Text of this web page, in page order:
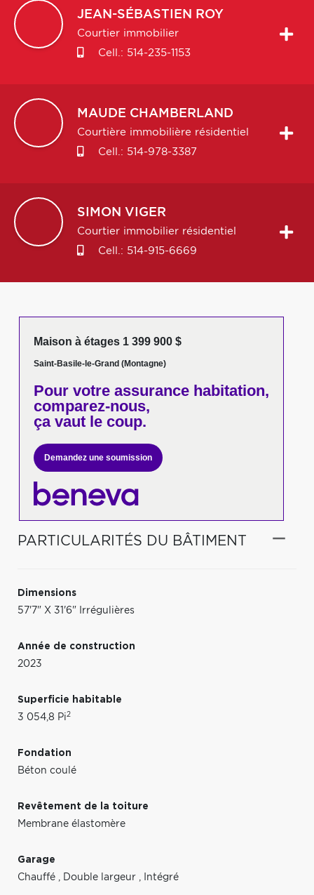
JEAN-SÉBASTIEN ROY
Courtier immobilier
Cell.: 514-235-1153
MAUDE CHAMBERLAND
Courtière immobilière résidentiel
Cell.: 514-978-3387
SIMON VIGER
Courtier immobilier résidentiel
Cell.: 514-915-6669
Maison à étages 1 399 900 $
Saint-Basile-le-Grand (Montagne)
Pour votreassurance habitation,
comparez-nous,
ça vaut le coup.
Demandez une soumission
PARTICULARITÉS DU BÂTIMENT
Dimensions
57'7" X 31'6" Irrégulières
Année de construction
2023
Superficie habitable
3 054,8 Pi2
Fondation
Béton coulé
Revêtement de la toiture
Membrane élastomère
Garage
Chauffé , Double largeur , Intégré